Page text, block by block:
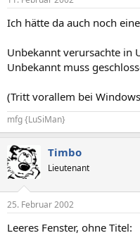
Ich hätte da auch noch
Unbekannt verursachte in
Unbekannt muss
(Tritt vorallem bei
mfg {LuSiMan}
Timbo
Lieutenant
25. Februar 2002
Leeres Fenster, ohne Titel: